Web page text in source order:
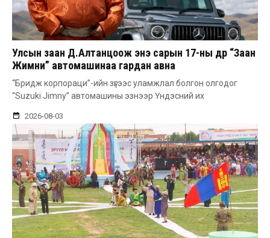
Улсын заан Д.Алтанцоож энэ сарын 17-ны өдөр “Заан
Жимни” автомашинаа гардан авна
“Бридж корпораци”-ийн зүгээс уламжлал болгон олгодог
“Suzuki Jimny” автомашины эзнээр Үндэсний их
2026-08-03